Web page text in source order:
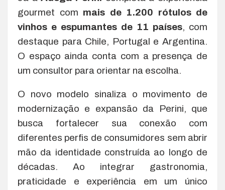
gourmet com mais de 1.200 rótulos de
vinhos e espumantes de 11 países, com
destaque para Chile, Portugal e Argentina.
O espaço ainda conta com a presença de
um consultor para orientar na escolha.
O novo modelo sinaliza o movimento de
modernização e expansão da Perini, que
busca fortalecer sua conexão com
diferentes perfis de consumidores sem abrir
mão da identidade construída ao longo de
décadas. Ao integrar gastronomia,
praticidade e experiência em um único